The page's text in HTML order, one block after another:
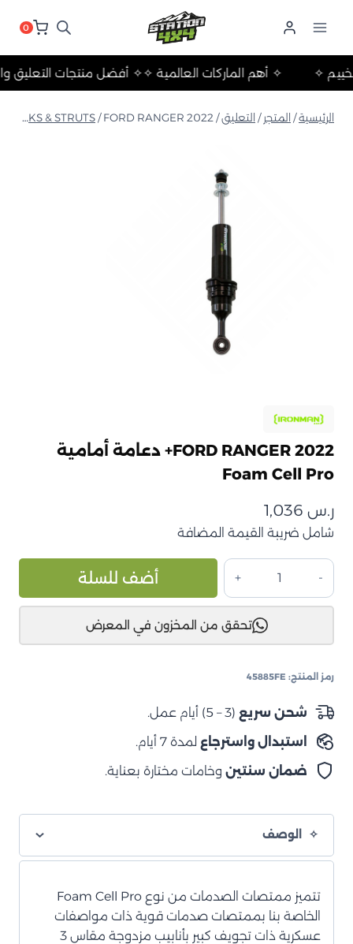
0
✧ أفضل منتجات✧ أهم الماركات العالمية ✧ والتخييم ✧
الرئيسية/ المتجر / التعليق/
SHOCKS & STRUTS / FORD RANGER 2022+ دعامة أمامية Foam Cell Pro
FORD RANGER 2022+ دعامة أمامية
Foam Cell Pro
ر.س
شامل ضريبة القيمة المضافة
كمية
FORD
RANGER
دعامة
Foam
Cell
أضف للسلة
تحقق من المخزون في المعرض
رمز المنتج: 45885FE
شحن سريع (3 – 5) أيام عمل.
استبدال واسترجاع لمدة 7 أيام.
ضمان سنتين وخامات مختارة بعناية.
الوصف
تتميز ممتصات الصدمات من نوع Foam Cell Pro
الخاصة بنا بممتصات صدمات قوية ذات مواصفات
عسكرية ذات تجويف كبير بأنابيب مزدوجة مقاس 3